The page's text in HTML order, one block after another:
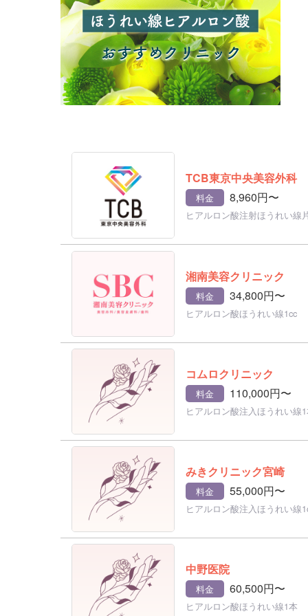
TCB東京中央美容外科
料金 8,960円〜
ヒアルロン酸注射ほうれい線
湘南美容クリニック
料金 34,800円〜
ヒアルロン酸ほうれい線1cc
コムロクリニック
料金 110,000円〜
ヒアルロン酸注入ほうれい線
みきクリニック宮崎
料金 55,000円〜
ヒアルロン酸注入ほうれい線
中野医院
料金 60,500円〜
ヒアルロン酸ほうれい線1本